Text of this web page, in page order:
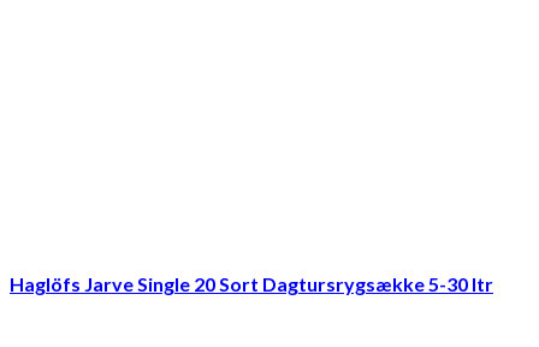
Haglöfs Jarve Single 20 Sort Dagtursrygsække 5-30 ltr